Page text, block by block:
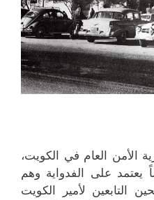
الأمن العام في الكويت،
يعتمد على الفدواية وهم
التابعين لأمير الكويت